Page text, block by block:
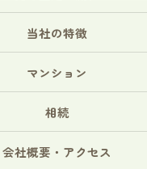
当社の特徴
マンション
相続
会社概要・アクセス